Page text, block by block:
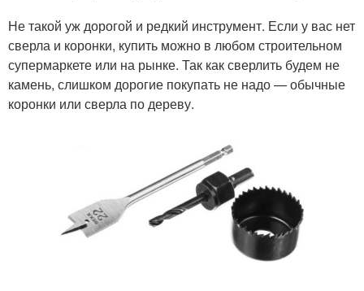
Не такой уж дорогой и редкий инструмент. Если у вас нет
сверла и коронки, купить можно в любом строительном
супермаркете или на рынке. Так как сверлить будем не
камень, слишком дорогие покупать не надо — обычные
коронки или сверла по дереву.